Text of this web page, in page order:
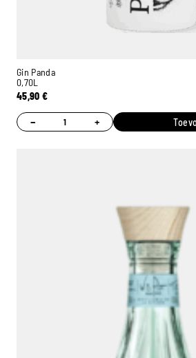
Gin Panda
0,70L
45,90€
− +